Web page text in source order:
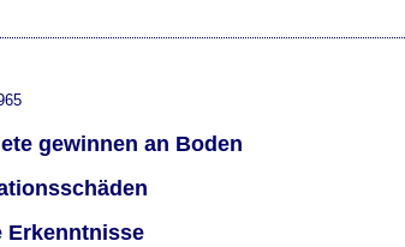
gewinnen an Boden
Erkenntnisse